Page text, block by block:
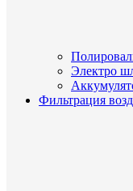
Электро
Фильтрация